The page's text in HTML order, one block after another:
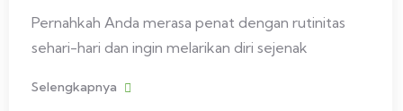
Pernahkah Anda merasa penat dengan rutinitas
sehari-hari dan ingin melarikan diri sejenak
Selengkapnya